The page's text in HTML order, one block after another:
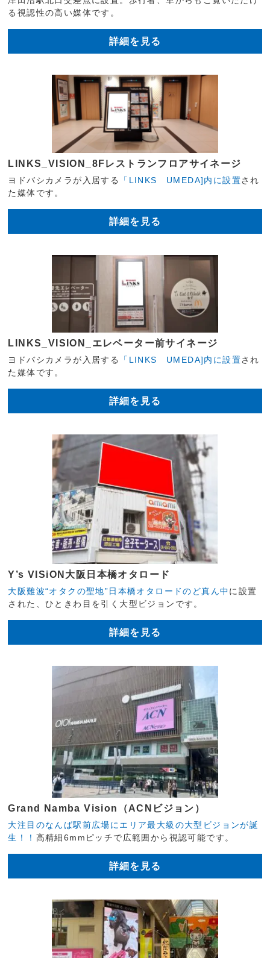
る視認性の高い媒体です。
詳細を見る
LINKS_VISION_8Fレストランフロアサイネージ
ヨドバシカメラが入居する 「LINKS UMEDA]内に設置され
た媒体です。
詳細を見る
LINKS_VISION_エレベーター前サイネージ
ヨドバシカメラが入居する 「LINKS UMEDA]内に設置され
た媒体です。
詳細を見る
Y’s VISiON大阪日本橋オタロード
大阪難波“オタクの聖地”日本橋オタロードのど真ん中に設置
された、ひときわ目を引く大型ビジョンです。
詳細を見る
Grand Namba Vision（ACNビジョン）
大注目のなんば駅前広場にエリア最大級の大型ビジョンが誕
生！！ 高精細6mmピッチで広範囲から視認可能です。
詳細を見る